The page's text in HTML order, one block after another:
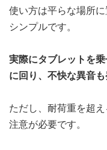
使い方は平らな場所
シンプルです。
実際にタブレットを
に回り、不快な異音も
ただし、耐荷重を超
注意が必要です。